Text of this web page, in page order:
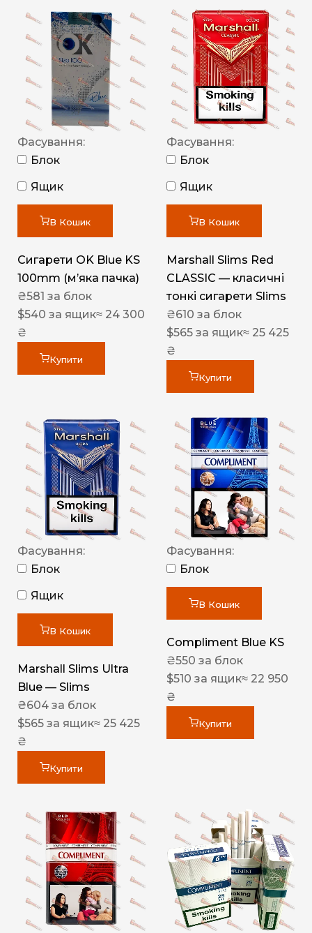
Фасування:
Блок
Ящик
В Кошик
Сигарети OK Blue KS
100mm (м’яка пачка)
₴581 за блок
$540 за ящик≈ 24 300
₴
Купити
Фасування:
Блок
Ящик
В Кошик
Marshall Slims Red
CLASSIC — класичні
тонкі сигарети Slims
₴610 за блок
$565 за ящик≈ 25 425
₴
Купити
Фасування:
Блок
Ящик
В Кошик
Marshall Slims Ultra
Blue — Slims
₴604 за блок
$565 за ящик≈ 25 425
₴
Купити
Фасування:
Блок
В Кошик
Compliment Blue KS
₴550 за блок
$510 за ящик≈ 22 950
₴
Купити